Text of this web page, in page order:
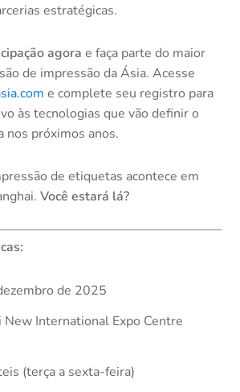
estratégicas.​
agora e faça parte do maior
de impressão da Ásia. Acesse
e complete seu registro para
às tecnologias que vão definir o
nos próximos anos.​
de etiquetas acontece em
Você estará lá?
de 2025
New International Expo Centre
(terça a sexta-feira)